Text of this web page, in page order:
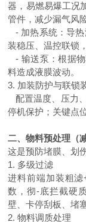
器，易燃易爆工况
管件，减少漏气风险
- 加热系统：导
装稳压、温控联锁
- 输送泵：根据
料造成液膜波动。
3. 加装防护与联锁
配置温度、压力
停机保护；关键点
二、物料预处理（
这是预防堵膜、划
1. 多级过滤
进料前端加装粗滤
数，彻-底拦截硬
壁、卡停刮板、堵
2. 物料调质处理